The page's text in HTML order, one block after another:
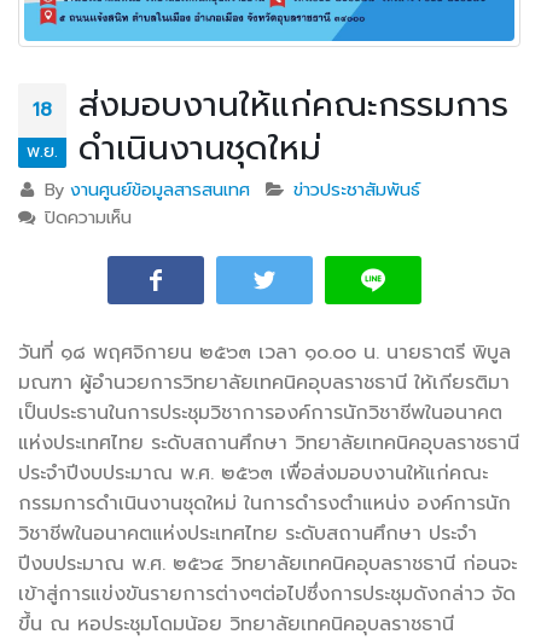
18
พ.ย.
ส่งมอบงานให้แก่คณะกรรมการ
ดำเนินงานชุดใหม่
Byงานศูนย์ข้อมูลสารสนเทศ
ข่าวประชาสัมพันธ์
ปิดความเห็น
วันที่ ๑๘ พฤศจิกายน ๒๕๖๓ เวลา ๑๐.๐๐ น. นายธาตรี พิบูล
มณฑา ผู้อำนวยการวิทยาลัยเทคนิคอุบลราชธานี ให้เกียรติมา
เป็นประธานในการประชุมวิชาการองค์การนักวิชาชีพในอนาคต
แห่งประเทศไทย ระดับสถานศึกษา วิทยาลัยเทคนิคอุบลราชธานี
ประจำปีงบประมาณ พ.ศ. ๒๕๖๓ เพื่อส่งมอบงานให้แก่คณะ
กรรมการดำเนินงานชุดใหม่ ในการดำรงตำแหน่ง องค์การนัก
วิชาชีพในอนาคตแห่งประเทศไทย ระดับสถานศึกษา ประจำ
ปีงบประมาณ พ.ศ. ๒๕๖๔ วิทยาลัยเทคนิคอุบลราชธานี ก่อนจะ
เข้าสู่การแข่งขันรายการต่างๆต่อไปซึ่งการประชุมดังกล่าว จัด
ขึ้น ณ หอประชุมโดมน้อย วิทยาลัยเทคนิคอุบลราชธานี